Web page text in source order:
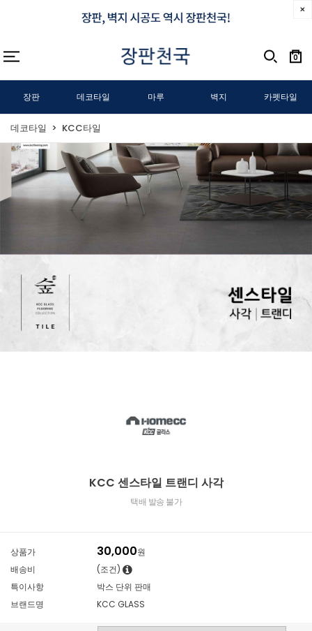
0
장판 데코타일 마루 벽지 카펫타일
데코타일 KCC타일
KCC 센스타일 트랜디 사각
택배 발송 불가
상품가 30,000원
배송비
(조건)
특이사항
박스 단위 판매
브랜드명
KCC GLASS